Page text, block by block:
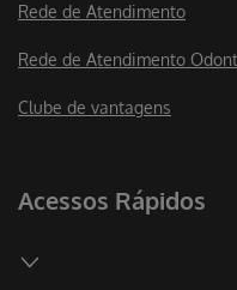
Rede de Atendimento
Rede de Atendimento
Clube de vantagens
Acessos Rápidos